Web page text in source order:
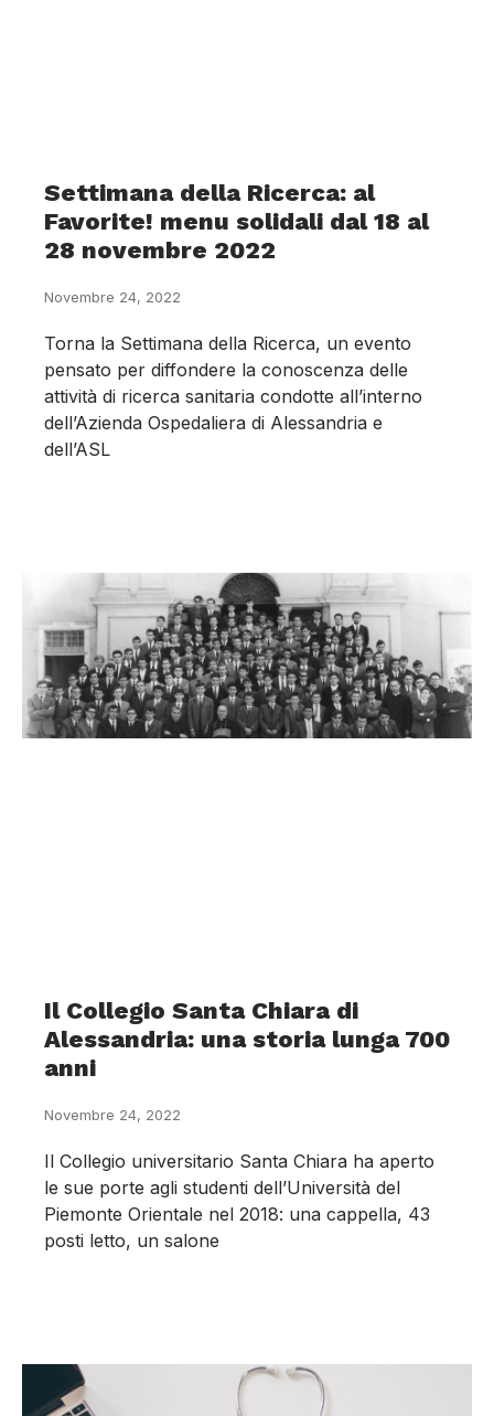
Settimana della Ricerca: al
Favorite! menu solidali dal 18 al
28 novembre 2022
Novembre 24, 2022
Torna la Settimana della Ricerca, un evento
pensato per diffondere la conoscenza delle
attività di ricerca sanitaria condotte all’interno
dell’Azienda Ospedaliera di Alessandria e
dell’ASL
Il Collegio Santa Chiara di
Alessandria: una storia lunga 700
anni
Novembre 24, 2022
Il Collegio universitario Santa Chiara ha aperto
le sue porte agli studenti dell’Università del
Piemonte Orientale nel 2018: una cappella, 43
posti letto, un salone